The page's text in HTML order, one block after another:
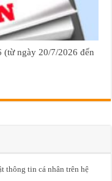
(từ ngày 20/7/2026 đến
thông tin cá nhân trên hệ